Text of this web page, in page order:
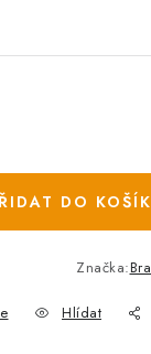
DO
Značka:
Hlídat